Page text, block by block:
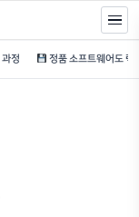
일 패키지 과정